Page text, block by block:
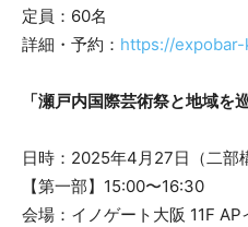
定員：60名
詳細・予約： https://
「瀬戸内国際芸術祭と地域を
日時：2025年4月27日（二部
【第一部】15:00〜16:30
会場：イノゲート大阪 11F